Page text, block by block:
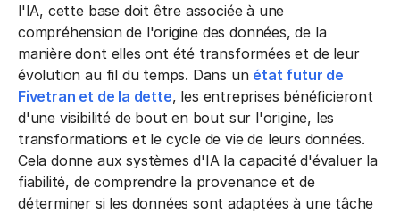
l'IA, cette base doit être associée à une
compréhension de l'origine des données, de la
manière dont elles ont été transformées et de leur
évolution au fil du temps. Dans un état futur de
Fivetran et de la dette, les entreprises bénéficieront
d'une visibilité de bout en bout sur l'origine, les
transformations et le cycle de vie de leurs données.
Cela donne aux systèmes d'IA la capacité d'évaluer la
fiabilité, de comprendre la provenance et de
déterminer si les données sont adaptées à une tâche